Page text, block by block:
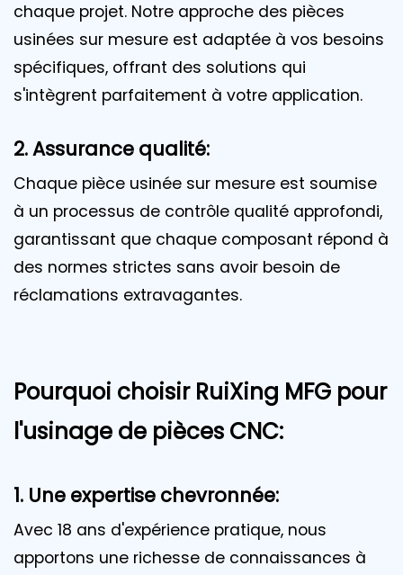
chaque projet. Notre approche des pièces
usinées sur mesure est adaptée à vos besoins
spécifiques, offrant des solutions qui
s'intègrent parfaitement à votre application.
2. Assurance qualité:
Chaque pièce usinée sur mesure est soumise
à un processus de contrôle qualité approfondi,
garantissant que chaque composant répond à
des normes strictes sans avoir besoin de
réclamations extravagantes.
Pourquoi choisir RuiXing MFG pour
l'usinage de pièces CNC:
1. Une expertise chevronnée:
Avec 18 ans d'expérience pratique, nous
apportons une richesse de connaissances à